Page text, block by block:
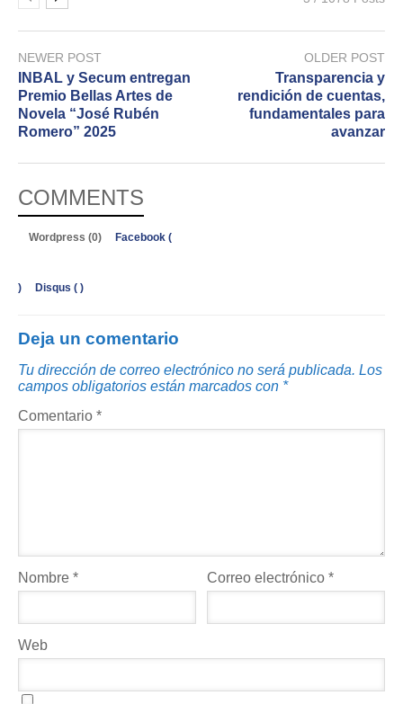
NEWER POST
INBAL y Secum entregan
Premio Bellas Artes de
Novela “José Rubén
Romero” 2025
OLDER POST
Transparencia y
rendición de cuentas,
fundamentales para
avanzar
COMMENTS
Wordpress (0) Facebook (
) Disqus ( )
Deja un comentario
Tu dirección de correo electrónico no será publicada. Los
campos obligatorios están marcados con *
Comentario *
Nombre * Correo electrónico*
Web